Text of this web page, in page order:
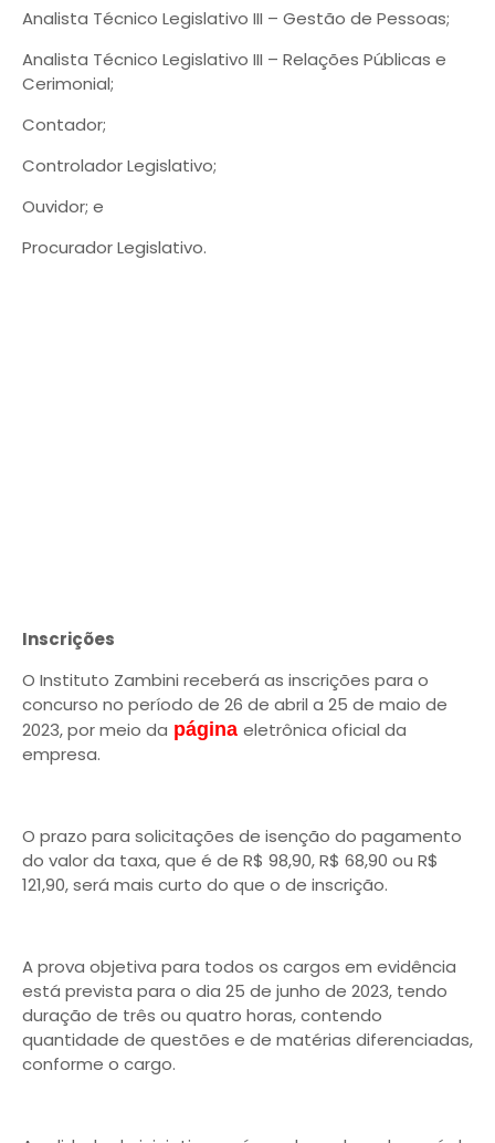
Analista Técnico Legislativo III – Gestão de Pessoas;
Analista Técnico Legislativo III – Relações Públicas e
Cerimonial;
Contador;
Controlador Legislativo;
Ouvidor; e
Procurador Legislativo.
Inscrições
O Instituto Zambini receberá as inscrições para o
concurso no período de 26 de abril a 25 de maio de
2023, por meio da página eletrônica oficial da
empresa.
O prazo para solicitações de isenção do pagamento
do valor da taxa, que é de R$ 98,90, R$ 68,90 ou R$
121,90, será mais curto do que o de inscrição.
A prova objetiva para todos os cargos em evidência
está prevista para o dia 25 de junho de 2023, tendo
duração de três ou quatro horas, contendo
quantidade de questões e de matérias diferenciadas,
conforme o cargo.